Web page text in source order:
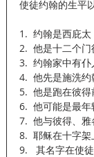
使徒约翰的生平
1.  约翰是西庇
2.  他是十二个门
3.  约翰家中有
4.  他先是施洗约
5.  他是跑在彼
6.  他可能是最年
7.  他与彼得、雅
8.  耶稣在十字架
9.   其名字在使